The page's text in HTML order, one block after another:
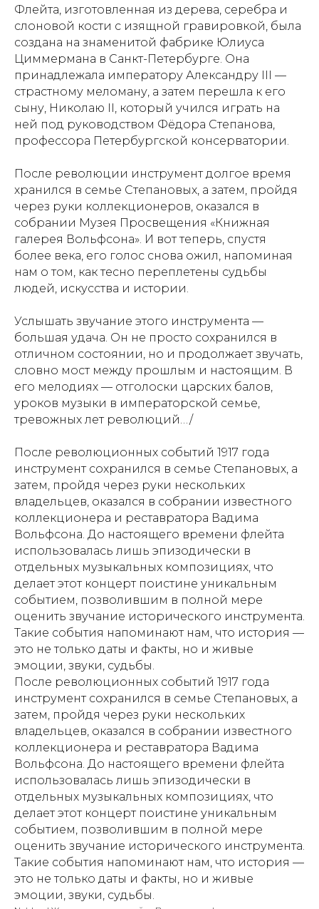
Флейта, изготовленная из дерева, серебра и
слоновой кости с изящной гравировкой, была
создана на знаменитой фабрике Юлиуса
Циммермана в Санкт-Петербурге. Она
принадлежала императору Александру III —
страстному меломану, а затем перешла к его
сыну, Николаю II, который учился играть на
ней под руководством Фёдора Степанова,
профессора Петербургской консерватории.
После революции инструмент долгое время
хранился в семье Степановых, а затем, пройдя
через руки коллекционеров, оказался в
собрании Музея Просвещения «Книжная
галерея Вольфсона». И вот теперь, спустя
более века, его голос снова ожил, напоминая
нам о том, как тесно переплетены судьбы
людей, искусства и истории.
Услышать звучание этого инструмента —
большая удача. Он не просто сохранился в
отличном состоянии, но и продолжает звучать,
словно мост между прошлым и настоящим. В
его мелодиях — отголоски царских балов,
уроков музыки в императорской семье,
тревожных лет революций…/
После революционных событий 1917 года
инструмент сохранился в семье Степановых, а
затем, пройдя через руки нескольких
владельцев, оказался в собрании известного
коллекционера и реставратора Вадима
Вольфсона. До настоящего времени флейта
использовалась лишь эпизодически в
отдельных музыкальных композициях, что
делает этот концерт поистине уникальным
событием, позволившим в полной мере
оценить звучание исторического инструмента.
Такие события напоминают нам, что история —
это не только даты и факты, но и живые
эмоции, звуки, судьбы.
После революционных событий 1917 года
инструмент сохранился в семье Степановых, а
затем, пройдя через руки нескольких
владельцев, оказался в собрании известного
коллекционера и реставратора Вадима
Вольфсона. До настоящего времени флейта
использовалась лишь эпизодически в
отдельных музыкальных композициях, что
делает этот концерт поистине уникальным
событием, позволившим в полной мере
оценить звучание исторического инструмента.
Такие события напоминают нам, что история —
это не только даты и факты, но и живые
эмоции, звуки, судьбы.